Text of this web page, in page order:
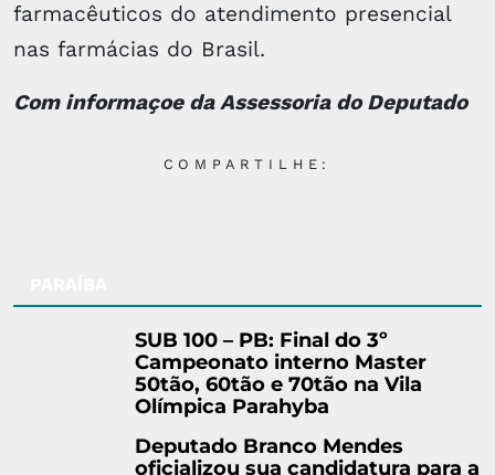
farmacêuticos do atendimento presencial
nas farmácias do Brasil.
Com informaçoe da Assessoria do Deputado
COMPARTILHE:
SUB 100 – PB: Final do 3º
Campeonato interno Master
50tão, 60tão e 70tão na Vila
Olímpica Parahyba
Deputado Branco Mendes
oficializou sua candidatura para a